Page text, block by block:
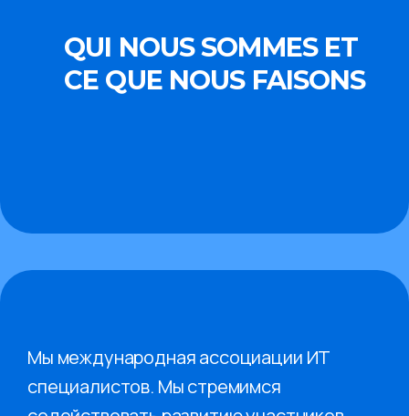
QUI NOUS SOMMES ET
CE QUE NOUS FAISONS
Мы международная ассоциации ИТ
специалистов. Мы стремимся